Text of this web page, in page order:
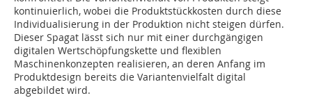
kontinuierlich, wobei die Produktstückkosten durch diese
Individualisierung in der Produktion nicht steigen dürfen.
Dieser Spagat lässt sich nur mit einer durchgängigen
digitalen Wertschöpfungskette und flexiblen
Maschinenkonzepten realisieren, an deren Anfang im
Produktdesign bereits die Variantenvielfalt digital
abgebildet wird.